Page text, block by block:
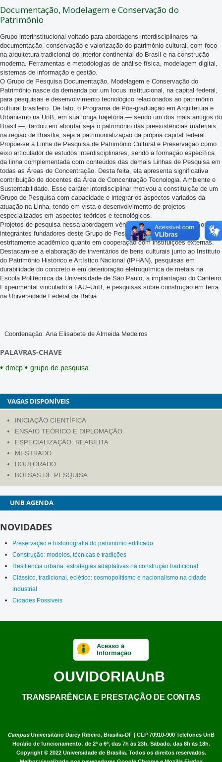
Documentação, Modelagem e Conservação do
Patrimônio
Grupo interinstitucional voltado para abordagens interdisciplinares na
documentação, conservação e valorização do patrimônio cultural, com foco
na arquitetura tradicional do interior continental do Brasil e na construção
moderna. Ferramentas e metodologias de análise física, modelagem digital,
sistemas de informação e gestão.
O Grupo de Pesquisa Documentação, Modelagem e Conservação do
Patrimônio nasce da demanda por um locus institucional, na capital federal,
para pesquisas e desenvolvimento tecnológico relacionados ao patrimônio
cultural brasileiro. De fato, o Programa de Pós-graduação em Arquitetura e
Urbanismo na UnB, em sua longa trajetória — sendo um dos mais antigos do
Brasil —, tardou em abordar seja o patrimônio das preexistências materiais
na região de Brasília, seja a patrimonialização da própria capital federal.
Propõe-se a Linha de Pesquisa de Patrimônio Cultural e Preservação como
eixo articulador de estudos interdisciplinares, sendo a formação específica
da linha complementada com conteúdos das demais Linhas de Pesquisa em
todas as Áreas de Concentração. Desta feita, ela apresenta significativa
contribuição de docentes da Área de Concentração Tecnologia, Ambiente e
Sustentabilidade. Esse caráter interdisciplinar motivou a constituição de um
Grupo de Pesquisa com capacidade e integrar os aspectos variados da
atuação na Linha, tendo em vista o desenvolvimento de projetos
especializados em aspectos teóricos e tecnológicos.
Projetos de pesquisa nessa abordagem vêm sendo desenvolvidos pelos
integrantes fundadores deste Grupo de Pesquisa, tanto no âmbito
estritamente acadêmico quanto em cooperação com instituições externas.
Destacam-se a elaboração de inventários de bens culturais junto ao Instituto
do Patrimônio Histórico e Artístico Nacional (IPHAN), pesquisas em
durabilidade do concreto e em deterioração eletroquímica de metais na
Escola Politécnica da Universidade de São Paulo, a implantação do Canteiro
Experimental vinculado à FAU–UnB, e pesquisas sobre construção em terra
na Universidade Federal da Bahia.
Coordenação: Ana Elisabete de Almeida Medeiros
PALAVRAS-CHAVE
dmcp grupo de pesquisa
VAGAS DISPONÍVEIS
INICIAÇÃO CIENTÍFICA
ENSAIO TEÓRICO E DIPLOMAÇÃO
ESPECIALIZAÇÃO: REABILITA
MESTRADO
DOUTORADO
BOLSAS DE PESQUISA
AGENDA
NOVIDADES
Preservação e historiografia do patrimônio edificado
Construção: modelos, técnicas e tradições
Resiliência urbana: estratégias adaptativas na construção tradicional
Clássico, tradicional, eclético: cosmopolitismo e nacionalismo na cidade
industrial
Cidades Possíveis
CampusUniversitário Darcy Ribeiro, Brasília-DF | CEP 70910-900 Telefones UnB
Horário de funcionamento: de 2ª a 6ª, das 7h às 23h. Sábado, das 8h às 18h.
Copyright © 2022 Universidade de Brasília. Todos os direitos reservados.
Acesso à
Informação
OUVIDORIAUnB
TRANSPARÊNCIA E PRESTAÇÃO DE CONTAS